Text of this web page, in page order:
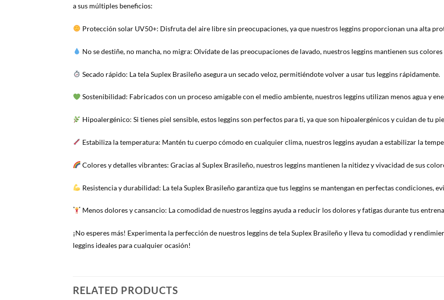
a sus múltiples beneficios:
Protección solar UV50+: Disfruta del aire libre sin preocupaciones, ya que nuestros leggins proporcionan una alta
No se destiñe, no mancha, no migra: Olvídate de las preocupaciones de lavado, nuestros leggins mantienen sus
Secado rápido: La tela Suplex Brasileño asegura un secado veloz, permitiéndote volver a usar tus leggins rápidamente.
Sostenibilidad: Fabricados con un proceso amigable con el medio ambiente, nuestros leggins utilizan menos agua y
Hipoalergénico: Si tienes piel sensible, estos leggins son perfectos para ti, ya que son hipoalergénicos y cuidan de tu
Estabiliza la temperatura: Mantén tu cuerpo cómodo en cualquier clima, nuestros leggins ayudan a estabilizar la
Colores y detalles vibrantes: Gracias al Suplex Brasileño, nuestros leggins mantienen la nitidez y vivacidad de sus
Resistencia y durabilidad: La tela Suplex Brasileño garantiza que tus leggins se mantengan en perfectas condiciones,
Menos dolores y cansancio: La comodidad de nuestros leggins ayuda a reducir los dolores y fatigas durante tus
¡No esperes más! Experimenta la perfección de nuestros leggins de tela Suplex Brasileño y lleva tu comodidad y
leggins ideales para cualquier ocasión!
RELATED PRODUCTS